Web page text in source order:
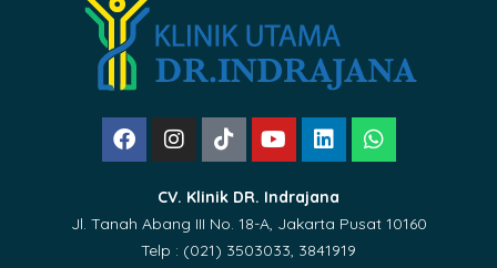
CV. Klinik DR. Indrajana
Jl. Tanah Abang III No. 18-A, Jakarta Pusat 10160
Telp : (021) 3503033, 3841919